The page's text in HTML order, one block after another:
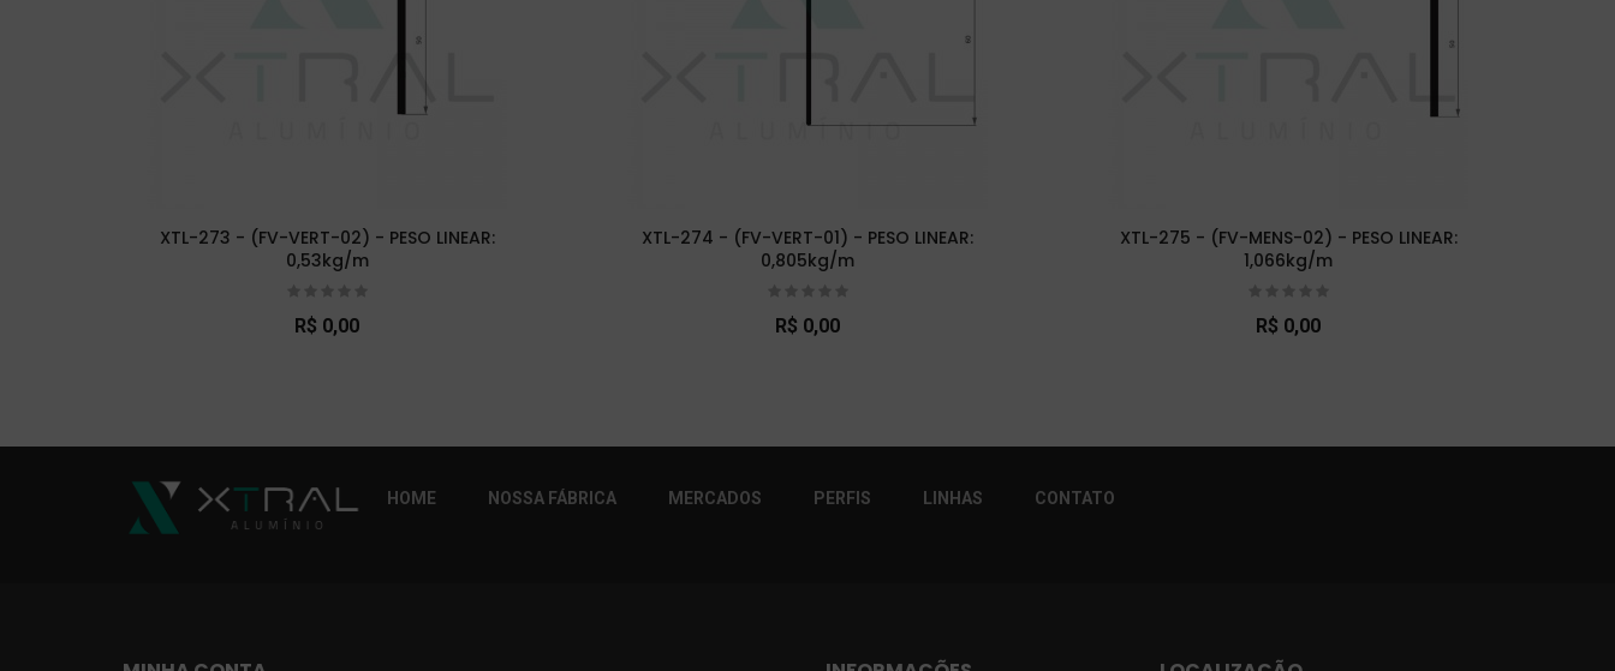
XTL-273 - (FV-VERT-02) - PESO LINEAR:
0,53kg/m
R$ 0,00
XTL-274 - (FV-VERT-01) - PESO LINEAR:
0,805kg/m
R$ 0,00
XTL-275 - (FV-MENS-02) - PESO LINEAR:
1,066kg/m
R$ 0,00
HOME NOSSA FÁBRICA MERCADOS PERFIS LINHAS CONTATO